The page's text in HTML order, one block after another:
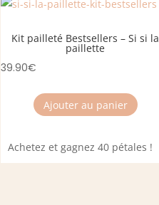
Kit pailleté Bestsellers – Si si la
paillette
39.90€
Ajouter au panier
Achetez et gagnez 40 pétales !